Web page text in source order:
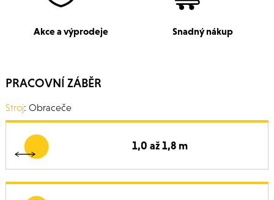
Akce a výprodeje Snadný nákup
PRACOVNÍ ZÁBĚR
Stroj: Obraceče
1,0 až 1,8 m